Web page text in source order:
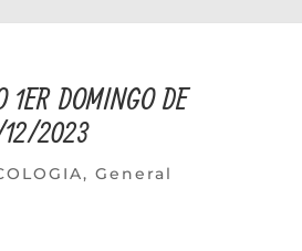
1ER DOMINGO DE
2023
, General